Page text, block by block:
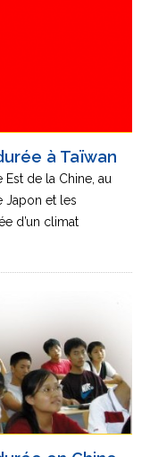
à Taïwan
Est de la Chine, au
Japon et les
d’un climat